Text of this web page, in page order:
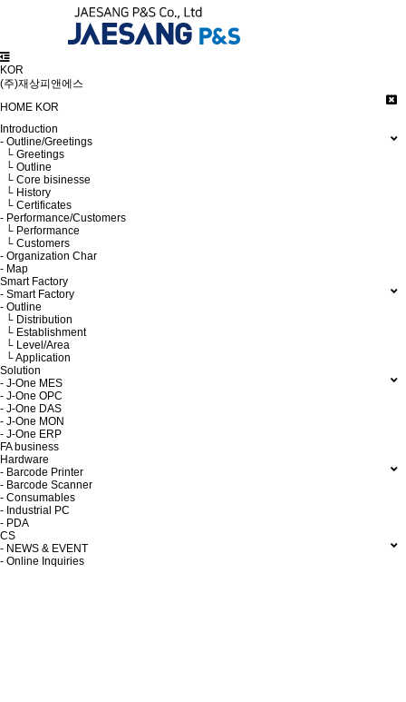
KOR
(주)재상피앤에스
HOME KOR
Introduction
- Outline/Greetings
└ Greetings
└ Outline
└ Core bisinesse
└ History
└ Certificates
- Performance/Customers
└ Performance
└ Customers
- Organization Char
- Map
Smart Factory
- Smart Factory
- Outline
└ Distribution
└ Establishment
└ Level/Area
└ Application
Solution
- J-One MES
- J-One OPC
- J-One DAS
- J-One MON
- J-One ERP
FA business
Hardware
- Barcode Printer
- Barcode Scanner
- Consumables
- Industrial PC
- PDA
CS
- NEWS & EVENT
- Online Inquiries